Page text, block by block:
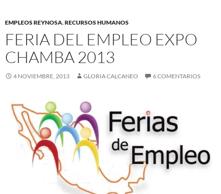
EMPLEOS REYNOSA,RECURSOS HUMANOS
FERIA DEL EMPLEO EXPO
CHAMBA 2013
4 NOVIEMBRE, 2013 GLORIA CALCANEO 6 COMENTARIOS